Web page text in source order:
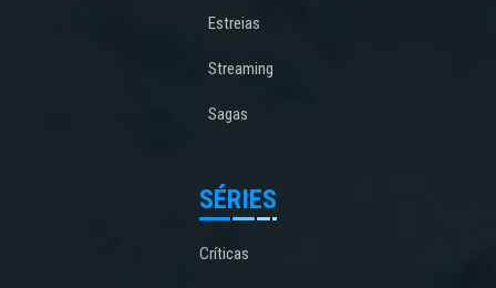
Estreias
Streaming
Sagas
SÉRIES
Críticas